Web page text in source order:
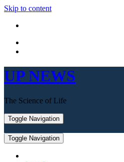
Skip to content
UP NEWS
The Science of Life
Toggle Navigation
Toggle Navigation